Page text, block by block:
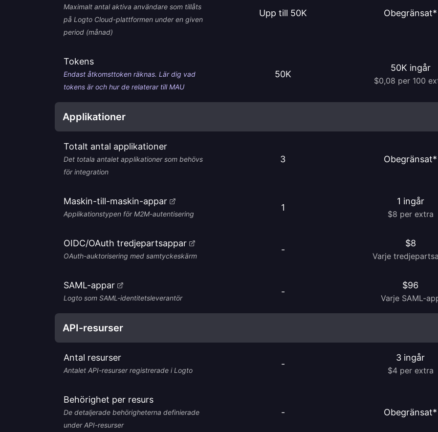
Maximalt antal aktiva användare som tillåts
på Logto Cloud-plattformen under en given
period (månad)
Upp till 50K Obegränsat*
Tokens
Endast åtkomsttoken räknas. Lär dig vad
tokens är och hur de relaterar till MAU
50K
50K ingår
$0,08 per 100
Applikationer
Totalt antal applikationer
Det totala antalet applikationer som behövs
för integration
3 Obegränsat*
Maskin-till-maskin-appar
Applikationstypen för M2M-autentisering
1
1 ingår
$8 per extra
OIDC/OAuth tredjepartsappar
OAuth-auktorisering med samtyckeskärm
-
$8
Varje
SAML-appar
Logto som SAML-identitetsleverantör
-
$96
Varje SAML-
API-resurser
Antal resurser
Antalet API-resurser registrerade i Logto
-
3 ingår
$4 per extra
Behörighet per resurs
De detaljerade behörigheterna definierade
under API-resurser
- Obegränsat*